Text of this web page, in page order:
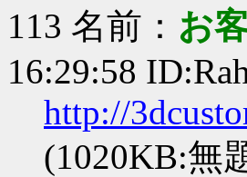
113 名前： お
16:29:58
http://
(1020KB:無